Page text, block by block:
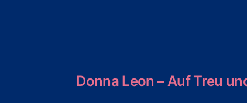
Donna Leon – Auf Treu